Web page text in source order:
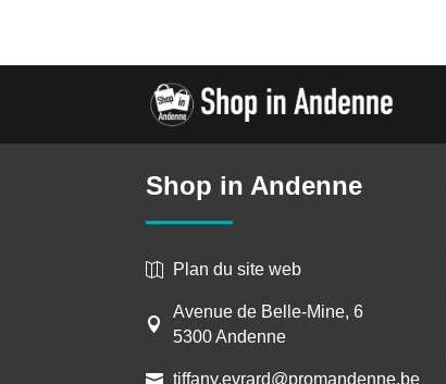
Shop in Andenne
 Plan du site web

Avenue de Belle-Mine, 6
5300 Andenne
 tiffany.evrard@promandenne.be